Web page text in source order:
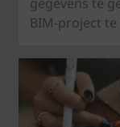
BIM-project